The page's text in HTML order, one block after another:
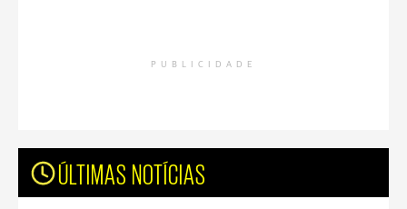
PUBLICIDADE
ÚLTIMAS NOTÍCIAS